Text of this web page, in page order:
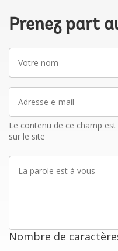
Prenez part
nom
mail
Le contenu de ce champ
sur le site
parole
Nombre de